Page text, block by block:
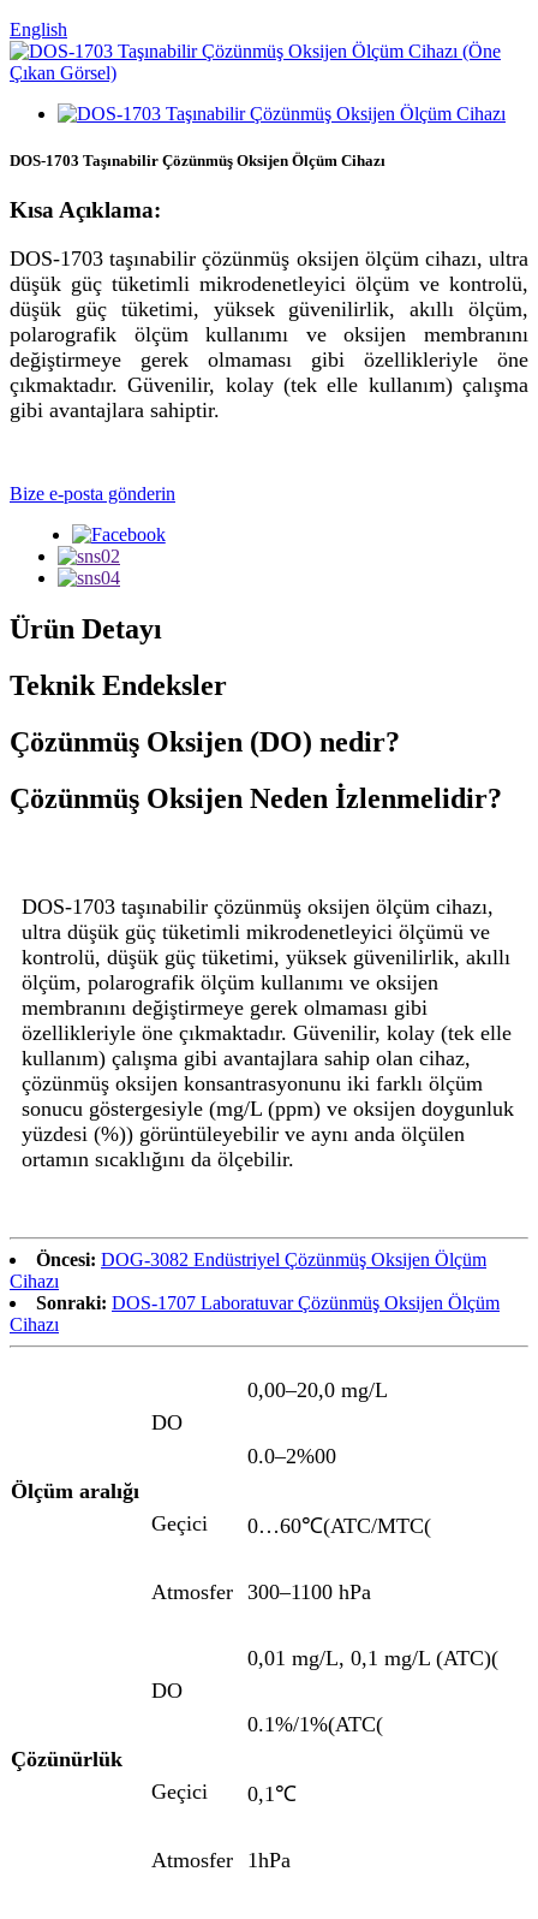
English
DOS-1703 Taşınabilir Çözünmüş Oksijen Ölçüm Cihazı
Kısa Açıklama:
DOS-1703 taşınabilir çözünmüş oksijen ölçüm cihazı, ultra
düşük güç tüketimli mikrodenetleyici ölçüm ve kontrolü,
düşük güç tüketimi, yüksek güvenilirlik, akıllı ölçüm,
polarografik ölçüm kullanımı ve oksijen membranını
değiştirmeye gerek olmaması gibi özellikleriyle öne
çıkmaktadır. Güvenilir, kolay (tek elle kullanım) çalışma
gibi avantajlara sahiptir.
Bize e-posta gönderin
Ürün Detayı
Teknik Endeksler
Çözünmüş Oksijen (DO) nedir?
Çözünmüş Oksijen Neden İzlenmelidir?
DOS-1703 taşınabilir çözünmüş oksijen ölçüm cihazı,
ultra düşük güç tüketimli mikrodenetleyici ölçümü ve
kontrolü, düşük güç tüketimi, yüksek güvenilirlik, akıllı
ölçüm, polarografik ölçüm kullanımı ve oksijen
membranını değiştirmeye gerek olmaması gibi
özellikleriyle öne çıkmaktadır. Güvenilir, kolay (tek elle
kullanım) çalışma gibi avantajlara sahip olan cihaz,
çözünmüş oksijen konsantrasyonunu iki farklı ölçüm
sonucu göstergesiyle (mg/L (ppm) ve oksijen doygunluk
yüzdesi (%)) görüntüleyebilir ve aynı anda ölçülen
ortamın sıcaklığını da ölçebilir.
Öncesi: DOG-3082 Endüstriyel Çözünmüş Oksijen Ölçüm
Cihazı
Sonraki: DOS-1707 Laboratuvar Çözünmüş Oksijen Ölçüm
Cihazı
Ölçüm aralığı
DO
0,00–20,0 mg/L
0.0–2%00
Geçici 0…60℃(ATC/MTC(
Atmosfer 300–1100 hPa
Çözünürlük
DO
0,01 mg/L, 0,1 mg/L (ATC)(
0.1%/1%(ATC(
Geçici 0,1℃
Atmosfer 1hPa